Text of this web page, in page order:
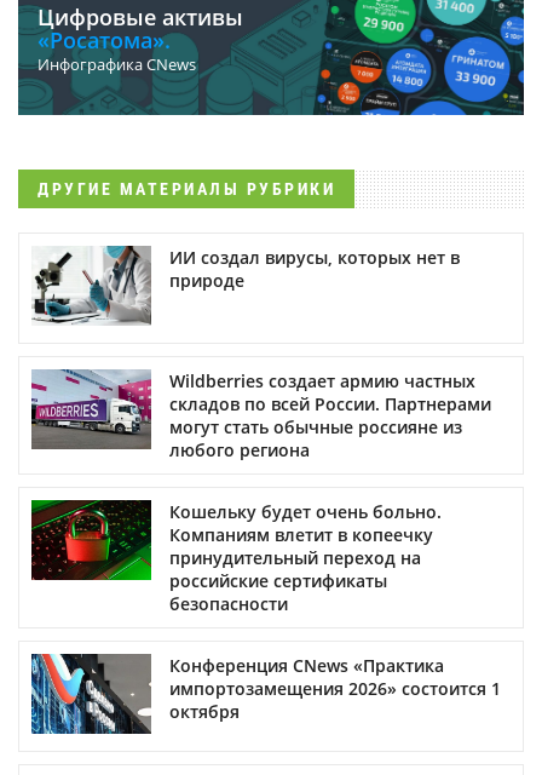
Цифровые активы
«Росатома».
Инфографика CNews
ДРУГИЕ МАТЕРИАЛЫ РУБРИКИ
ИИ создал вирусы, которых нет в
природе
Wildberries создает армию частных
складов по всей России. Партнерами
могут стать обычные россияне из
любого региона
Кошельку будет очень больно.
Компаниям влетит в копеечку
принудительный переход на
российские сертификаты
безопасности
Конференция CNews «Практика
импортозамещения 2026» состоится 1
октября